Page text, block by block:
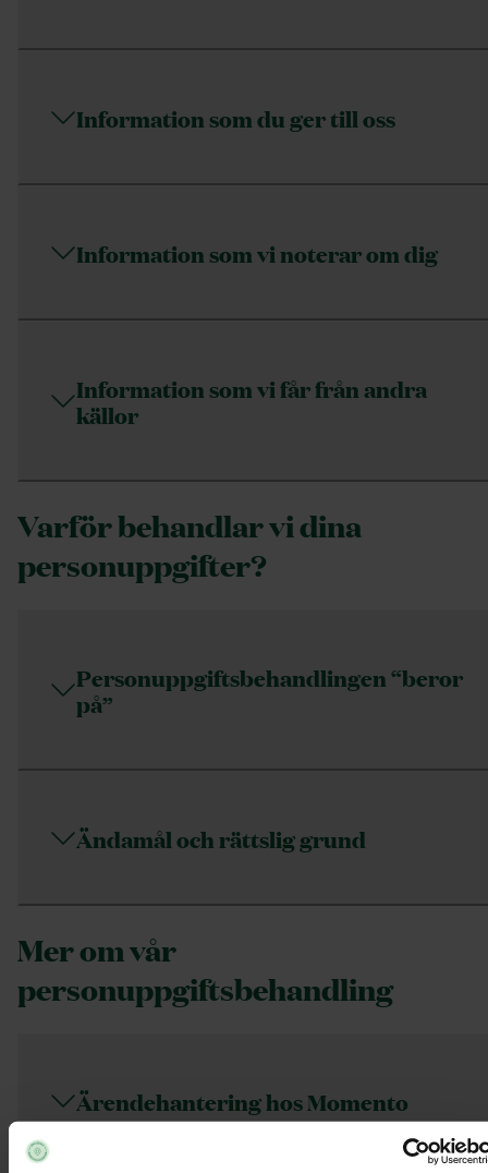
Information som du ger till oss
Information som vi noterar om dig
Information som vi får från andra
källor
Varför behandlar vi dina
personuppgifter?
Personuppgiftsbehandlingen “beror
på”
Ändamål och rättslig grund
Mer om vår
personuppgiftsbehandling
Ärendehantering hos Momento